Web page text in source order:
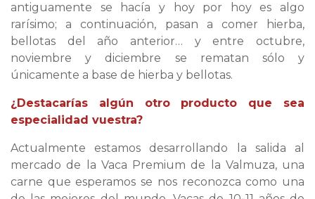
antiguamente se hacía y hoy por hoy es algo
rarísimo; a continuación, pasan a comer hierba,
bellotas del año anterior… y entre octubre,
noviembre y diciembre se rematan sólo y
únicamente a base de hierba y bellotas.
¿Destacarías algún otro producto que sea
especialidad vuestra?
Actualmente estamos desarrollando la salida al
mercado de la Vaca Premium de la Valmuza, una
carne que esperamos se nos reconozca como una